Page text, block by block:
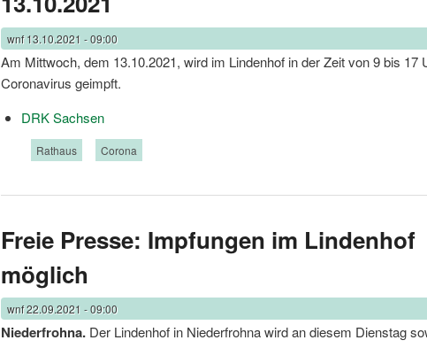
wnf13.10.2021 - 09:00
Am Mittwoch, dem 13.10.2021, wird im Lindenhof in der Zeit von 9 bis 17
Coronavirus geimpft.
DRK Sachsen
Rathaus Corona
Freie Presse: Impfungen im Lindenhof
möglich
wnf22.09.2021 - 09:00
Niederfrohna. Der Lindenhof in Niederfrohna wird an diesem Dienstag